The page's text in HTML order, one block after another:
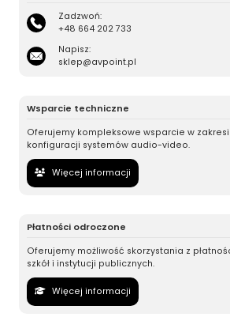
Zadzwoń:
+48 664 202 733
Napisz:
sklep@avpoint.pl
Wsparcie techniczne
Oferujemy kompleksowe wsparcie w
konfiguracji systemów audio-video.
Więcej informacji
Płatności odroczone
Oferujemy możliwość skorzystania z
szkół i instytucji publicznych.
Więcej informacji